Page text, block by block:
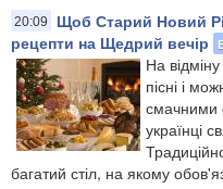
20:09
Щоб Старий Новий
рецепти на Щедрий вечір
На
пісні і
смачними
українці
багатий стіл, на якому